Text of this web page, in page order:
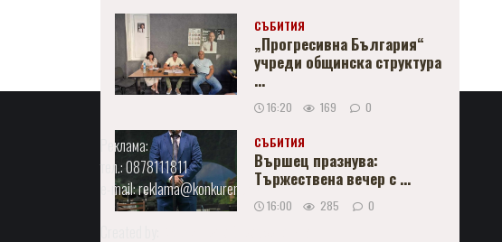
СЪБИТИЯ
„Прогресивна България“
учреди общинска структура
...
16:20 169 0
СЪБИТИЯ
Вършец празнува:
Тържествена вечер с ...
16:00 285 0
Реклама:
тел.: 0878111811
e-mail:reklama@konkurent.bg